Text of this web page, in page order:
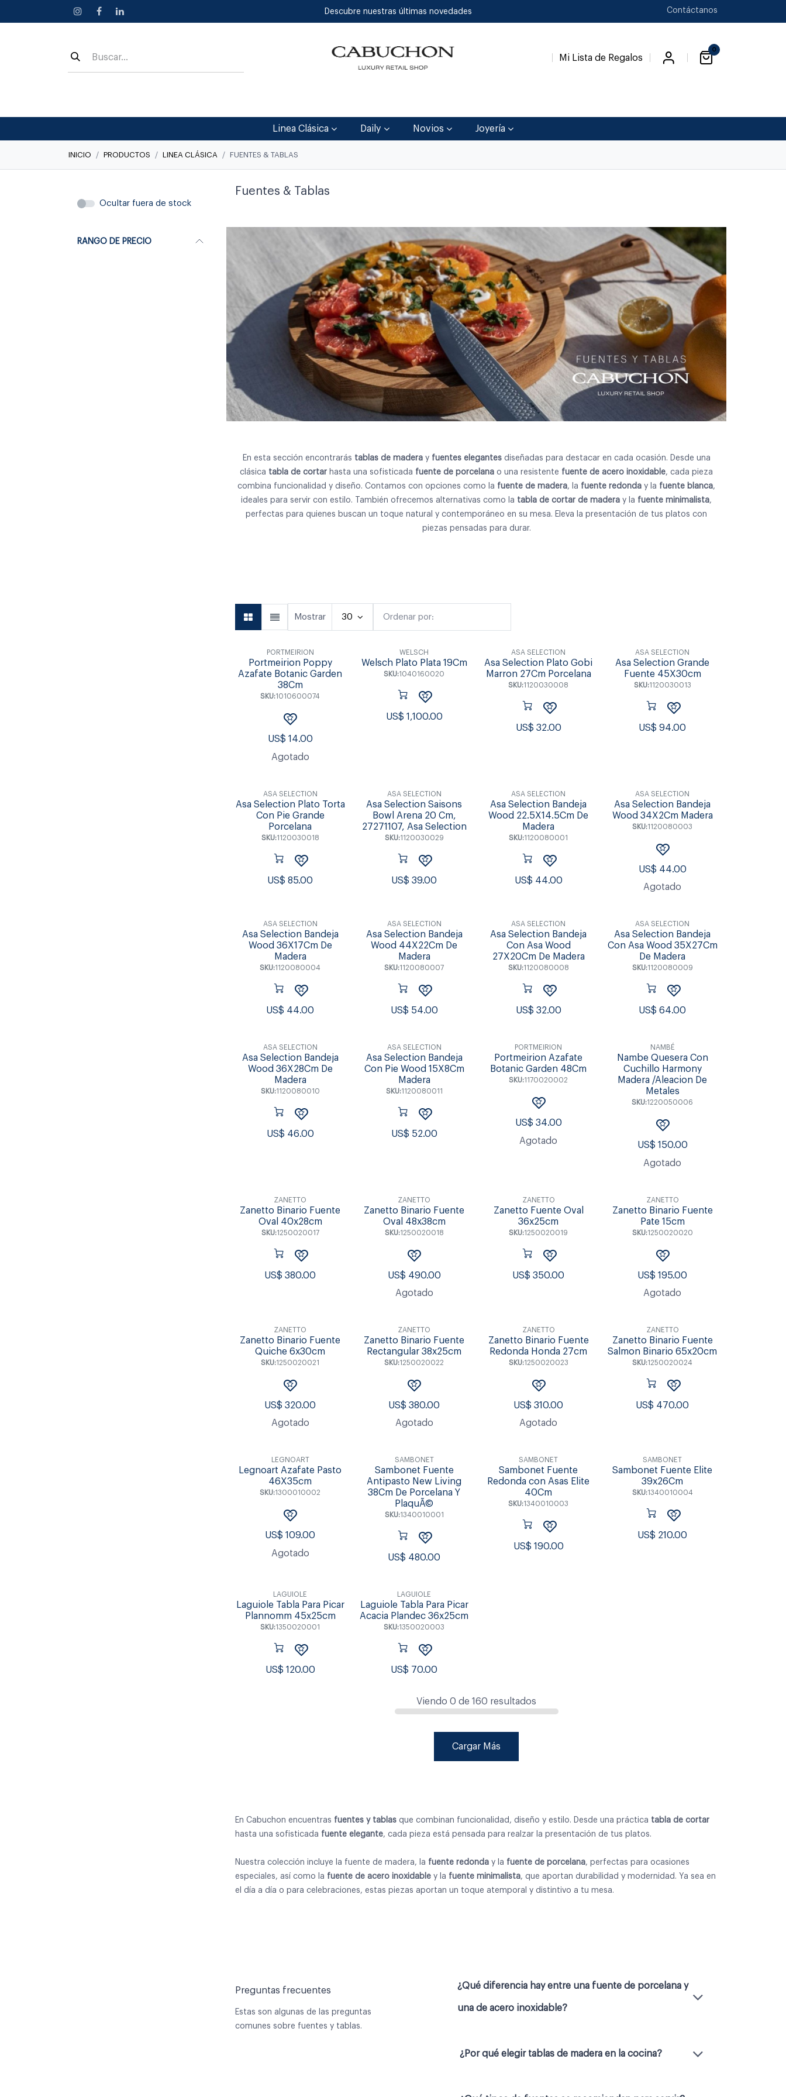
Descubre nuestras últimas novedades Contáctanos
Mi Lista de Regalos
0
Linea Clásica Daily Novios Joyería
INICIO PRODUCTOS LINEA CLÁSICA FUENTES & TABLAS
Ocultar fuera de stock
RANGO DE PRECIO
Fuentes & Tablas
En esta sección encontrarás tablas de maderay fuentes elegantesdiseñadas para destacar en cada ocasión. Desde una
clásica tabla de cortar hasta una sofisticada fuente de porcelana o una resistente fuente de acero inoxidable, cada pieza
combina funcionalidad y diseño. Contamos con opciones como la fuente de madera, la fuente redonda y la fuente blanca,
ideales para servir con estilo. También ofrecemos alternativas como la tabla de cortar de madera y la fuente minimalista,
perfectas para quienes buscan un toque natural y contemporáneo en su mesa. Eleva la presentación de tus platos con
piezas pensadas para durar.
Ordenar por:
Mostrar 30
PORTMEIRION
Portmeirion Poppy
Azafate Botanic Garden
38Cm
SKU:1010600074
US$ 14.00
Agotado
WELSCH
Welsch Plato Plata 19Cm
SKU:1040160020
US$ 1,100.00
ASA SELECTION
Asa Selection Plato Gobi
Marron 27Cm Porcelana
SKU:1120030008
US$ 32.00
ASA SELECTION
Asa Selection Grande
Fuente 45X30cm
SKU:1120030013
US$94.00
ASA SELECTION
Asa Selection Plato Torta
Con Pie Grande
Porcelana
SKU:1120030018
US$85.00
ASA SELECTION
Asa Selection Saisons
Bowl Arena 20 Cm,
27271107, Asa Selection
SKU:1120030029
US$39.00
ASA SELECTION
Asa Selection Bandeja
Wood 22.5X14.5Cm De
Madera
SKU:1120080001
US$ 44.00
ASA SELECTION
Asa Selection Bandeja
Wood 34X2Cm Madera
SKU:1120080003
US$ 44.00
Agotado
ASA SELECTION
Asa Selection Bandeja
Wood 36X17Cm De
Madera
SKU:1120080004
US$ 44.00
ASA SELECTION
Asa Selection Bandeja
Wood 44X22Cm De
Madera
SKU:1120080007
US$ 54.00
ASA SELECTION
Asa Selection Bandeja
Con Asa Wood
27X20Cm De Madera
SKU:1120080008
US$ 32.00
ASA SELECTION
Asa Selection Bandeja
Con Asa Wood 35X27Cm
De Madera
SKU:1120080009
US$64.00
ASA SELECTION
Asa Selection Bandeja
Wood 36X28Cm De
Madera
SKU:1120080010
US$ 46.00
ASA SELECTION
Asa Selection Bandeja
Con Pie Wood 15X8Cm
Madera
SKU:1120080011
US$ 52.00
PORTMEIRION
Portmeirion Azafate
Botanic Garden 48Cm
SKU:1170020002
US$ 34.00
Agotado
NAMBÉ
Nambe Quesera Con
Cuchillo Harmony
Madera /Aleacion De
Metales
SKU:1220050006
US$ 150.00
Agotado
ZANETTO
Zanetto Binario Fuente
Oval 40x28cm
SKU:1250020017
US$380.00
ZANETTO
Zanetto Binario Fuente
Oval 48x38cm
SKU:1250020018
US$ 490.00
Agotado
ZANETTO
Zanetto Fuente Oval
36x25cm
SKU:1250020019
US$350.00
ZANETTO
Zanetto Binario Fuente
Pate 15cm
SKU:1250020020
US$195.00
Agotado
ZANETTO
Zanetto Binario Fuente
Quiche 6x30cm
SKU:1250020021
US$320.00
Agotado
ZANETTO
Zanetto Binario Fuente
Rectangular 38x25cm
SKU:1250020022
US$380.00
Agotado
ZANETTO
Zanetto Binario Fuente
Redonda Honda 27cm
SKU:1250020023
US$310.00
Agotado
ZANETTO
Zanetto Binario Fuente
Salmon Binario 65x20cm
SKU:1250020024
US$ 470.00
LEGNOART
Legnoart Azafate Pasto
46X35cm
SKU:1300010002
US$109.00
Agotado
SAMBONET
Sambonet Fuente
Antipasto New Living
38Cm De Porcelana Y
PlaquÃ©
SKU:1340010001
US$ 480.00
SAMBONET
Sambonet Fuente
Redonda con Asas Elite
40Cm
SKU:1340010003
US$ 190.00
SAMBONET
Sambonet Fuente Elite
39x26Cm
SKU:1340010004
US$ 210.00
LAGUIOLE
Laguiole Tabla Para Picar
Plannomm 45x25cm
SKU:1350020001
US$ 120.00
LAGUIOLE
Laguiole Tabla Para Picar
Acacia Plandec 36x25cm
SKU:1350020003
US$ 70.00
Viendo 0 de 160 resultados
Cargar Más
En Cabuchon encuentras fuentes y tablas que combinan funcionalidad, diseño y estilo. Desde una práctica tabla de cortar
hasta una sofisticada fuente elegante, cada pieza está pensada para realzar la presentación de tus platos.
Nuestra colección incluye la fuente de madera, la fuente redonda y la fuente de porcelana, perfectas para ocasiones
especiales, así como la fuente de acero inoxidable y la fuente minimalista,​ que aportan durabilidad y modernidad. Ya sea en
el día a día o para celebraciones, estas piezas aportan un toque atemporal y distintivo a tu mesa.
Preguntas frecuentes
Estas son algunas de las preguntas
comunes sobre fuentes y tablas.
¿Qué diferencia hay entre una fuente de porcelana y
una de acero inoxidable?
¿Por qué elegir tablas de madera en la cocina?